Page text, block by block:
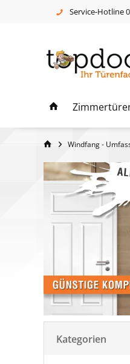
Service-Hotline
Windfang -
Kategorien